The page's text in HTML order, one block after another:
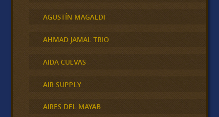
AGUSTÍN MAGALDI
AHMAD JAMAL TRIO
AIDA CUEVAS
AIR SUPPLY
AIRES DEL MAYAB